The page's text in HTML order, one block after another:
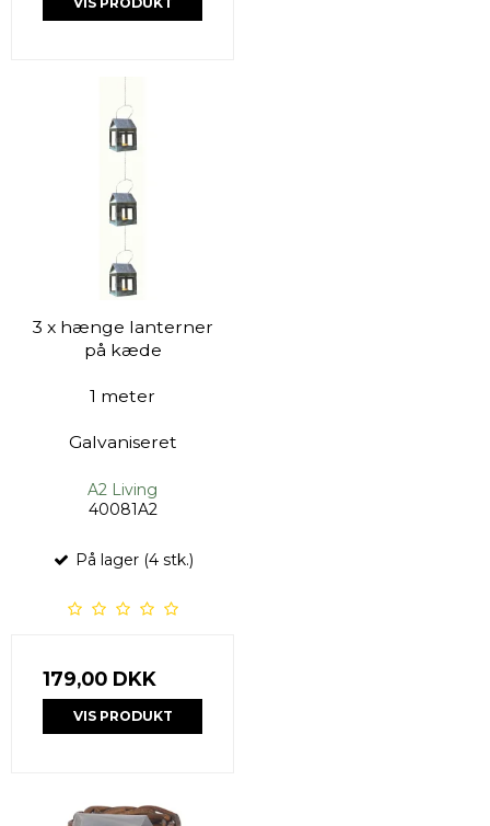
3 x hænge lanterner
på kæde
1 meter
Galvaniseret
A2 Living
40081A2
På lager (4 stk.)
179,00 DKK
VIS PRODUKT